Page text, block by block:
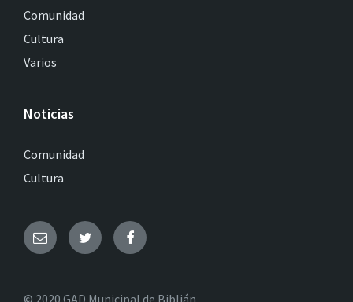
Comunidad
Cultura
Varios
Noticias
Comunidad
Cultura